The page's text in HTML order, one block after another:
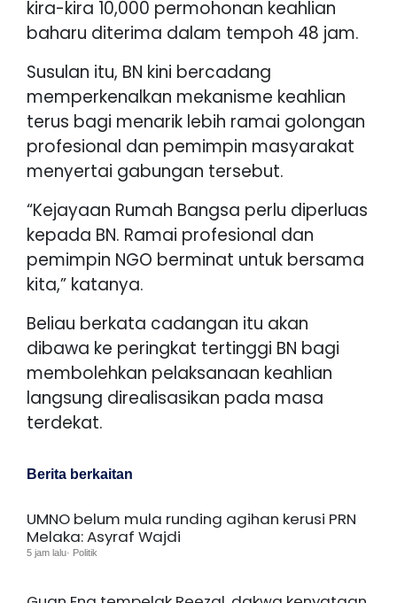
kira-kira 10,000 permohonan keahlian
baharu diterima dalam tempoh 48 jam.
Susulan itu, BN kini bercadang
memperkenalkan mekanisme keahlian
terus bagi menarik lebih ramai golongan
profesional dan pemimpin masyarakat
menyertai gabungan tersebut.
“Kejayaan Rumah Bangsa perlu diperluas
kepada BN. Ramai profesional dan
pemimpin NGO berminat untuk bersama
kita,” katanya.
Beliau berkata cadangan itu akan
dibawa ke peringkat tertinggi BN bagi
membolehkan pelaksanaan keahlian
langsung direalisasikan pada masa
terdekat.
Berita berkaitan
UMNO belum mula runding agihan kerusi PRN
Melaka: Asyraf Wajdi
5 jam lalu· Politik